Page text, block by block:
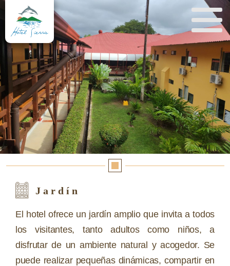
Jardín
El hotel ofrece un jardín amplio que invita a todos
los visitantes, tanto adultos como niños, a
disfrutar de un ambiente natural y acogedor. Se
puede realizar pequeñas dinámicas, compartir en